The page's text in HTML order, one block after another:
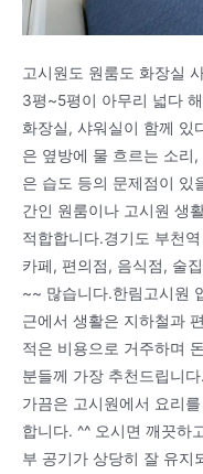
고시원도 원룸도 화장실
3평~5평이 아무리 넓다
화장실, 샤워실이 함께 있
은 옆방에 물 흐르는 소리
은 습도 등의 문제점이 있
간인 원룸이나 고시원 생
적합합니다.경기도 부천
카페, 편의점, 음식점, 술
~~ 많습니다.한림고시원
근에서 생활은 지하철과
적은 비용으로 거주하며
분들께 가장 추천드립니
가끔은 고시원에서 요리
합니다. ^^ 오시면 깨끗하
부 공기가 상당히 잘 유지